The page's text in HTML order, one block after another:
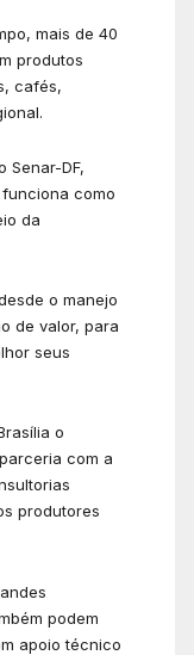
mais de 40
produtos
cafés,
Senar-DF,
como
da
o manejo
de valor, para
seus
o
com a
produtores
podem
apoio técnico